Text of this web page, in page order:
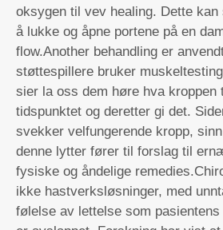
oksygen til vev healing. Dette kan
å lukke og åpne portene på en
flow.Another behandling er
støttespillere bruker
sier la oss dem høre hva kroppen
tidspunktet og deretter gi det.
svekker velfungerende kropp,
denne lytter fører til forslag til
fysiske og åndelige
ikke hastverksløsninger, med
følelse av lettelse som